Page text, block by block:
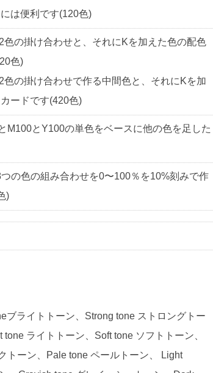
は便利です(120色)
色の掛け合わせと、それにKを加えた色の配色
色)
色の掛け合わせで作る中間色と、それにKを加
ードです(420色)
M100とY100の単色をベースに他の色を足した
つの色の組み合わせを0〜100％を10%刻みで作
)
ブライトトーン、Strong tone ストロングトー
ライトトーン、Soft tone ソフトトーン、
トーン、Pale tone ペールトーン、 Light